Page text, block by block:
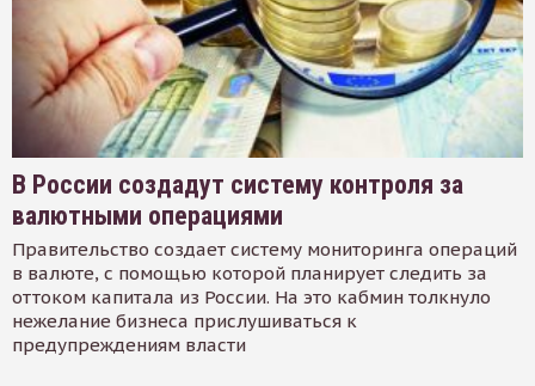
В России создадут систему контроля за
валютными операциями
Правительство создает систему мониторинга операций
в валюте, с помощью которой планирует следить за
оттоком капитала из России. На это кабмин толкнуло
нежелание бизнеса прислушиваться к
предупреждениям власти